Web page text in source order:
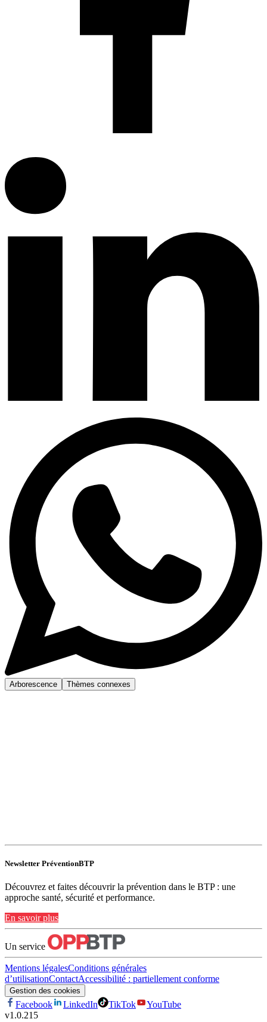
Arborescence Thèmes connexes
Newsletter PréventionBTP
Découvrez et faites découvrir la prévention dans le BTP : une
approche santé, sécurité et performance.
En savoir plus
Un service
Mentions légalesConditions générales
d’utilisationContactAccessibilité : partiellement conforme
Gestion des cookies
Facebook LinkedIn TikTok
YouTube
v1.0.215